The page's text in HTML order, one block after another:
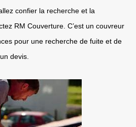
confier la recherche et la
RM Couverture. C’est un couvreur
pour une recherche de fuite et de
devis.